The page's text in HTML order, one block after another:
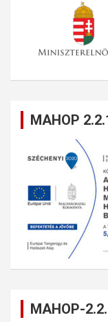
MAHOP
MAHOP-